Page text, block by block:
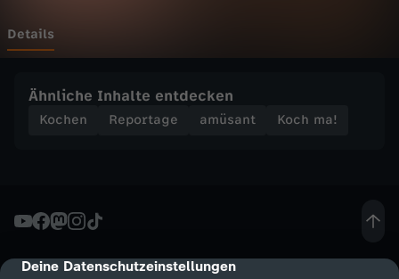
cmp-dialog-description
Deine Datenschutzeinstellungen
p
:
i
s
Details
Ähnliche Inhalte entdecken
Kochen Reportage amüsant Koch ma!